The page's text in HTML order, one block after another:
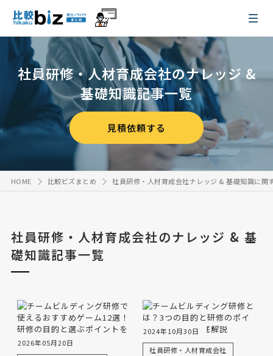
社員研修・人材育成会社のナレッジ &
基礎知識記事一覧
見積依頼する
HOME 比較ビズまとめ 社員研修・人材育成会社ナレッジ & 基礎知識に関
社員研修・人材育成会社のナレッジ & 基
礎知識記事一覧
2026年05月20日
2024年10月30日
社員研修・人材育成会社